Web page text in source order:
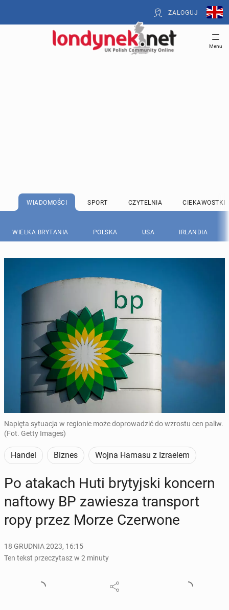
ZALOGUJ
Menu
WIADOMOŚCI SPORT CZYTELNIA CIEKAWOSTKI
WIELKA BRYTANIA POLSKA USA IRLANDIA
Napięta sytuacja w regionie może doprowadzić do wzrostu cen paliw.
(Fot. Getty Images)
Handel Biznes Wojna Hamasu z Izraelem
Po atakach Huti bry­tyj­ski koncern
naftowy BP za­wie­sza trans­port
ropy przez Morze Czer­wo­ne
18 GRUDNIA 2023, 16:15
Ten tekst przeczytasz w 2 minuty